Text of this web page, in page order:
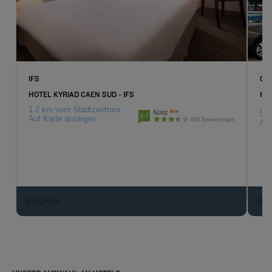
IFS
HOTEL KYRIAD CAEN SUD - IFS
1.2 km vom Stadtzentrum
Auf Karte anzeigen
3.7 Notiz
806 Bewertungen